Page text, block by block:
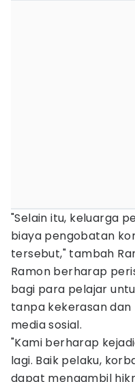
"Selain itu, keluarga
biaya pengobatan
tersebut," tambah
Ramon berharap
bagi para pelajar
tanpa kekerasan
media sosial.
"Kami berharap
lagi. Baik pelaku,
dapat mengambil